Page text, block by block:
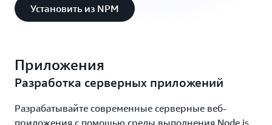
Установить из NPM
Приложения
Разработка серверных приложений
Разрабатывайте современные серверные веб-
приложения с помощью среды выполнения Node.js.